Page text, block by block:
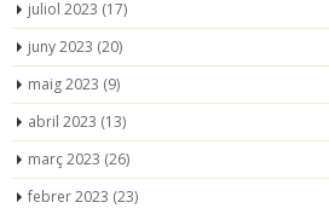
juliol 2023 (17)
juny 2023 (20)
maig 2023 (9)
abril 2023 (13)
març 2023 (26)
febrer 2023 (23)